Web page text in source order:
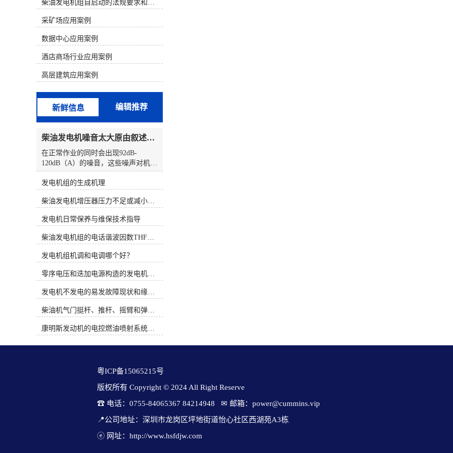
寻找故障部位。 一、康明斯电喷机型
的组成和原理1、康明斯电喷柴油机
机组为例，配置的是康明斯QSK19电
喷柴油机。QSK19系列发动机电控燃
油喷射系统由三个基本组成部分构
成，分别为输入(开关和传感器)、
ECM(对输入信号进行分析)、执行器
(按照ECM输出信号动作的控制阀总
成)。QSK19系列电控燃油喷射系统的
核心部分是执行器一控制阀总成。泵
产生的燃油输送至控制阀总成，该总
成由一个切断电磁阀、两个燃油执行
器阀和两个燃油压力传感器组成。
ECM安装在总成壳体的前部。控制阀
总成有一个燃油进口和两个燃油出
口，每个燃油出口分别由各自的执行
器控制着。燃油油道执行器控制喷油
喷油器何时喷油。2、康明斯柴油电
系统就象PT燃油系统那样采用压力/
时间概念。PT系统完全是机械式的并
依靠机械方法调整燃油流通面积来控
制燃油压力，而QSK19系列燃油系统
通过电子方式调整执行器的燃油流通
面积来控制燃油压力。3、康明斯电
从发动机的油水分离器中排出水和沉
芯。（2）注意油箱及管路的清洁。
（3）注意油箱通风孔及其附近的清
洁，避免污物、灰尘和水由此进入油
箱。（4）绝对不要用水清洗发动
“负”极电缆并断开发动机的31及21针
连接器。（6）注意发动机进气系统
图1 电控柴油机燃油系统原理二、柴
油电控系统故障诊断思路柴油电控系
统是一个精密而复杂的系统，对发动
机的运转性能有很大的影响，不论是
柴油发电机组自启动的法规要求和操作步骤
采矿场应用案例
数据中心应用案例
酒店商场行业应用案例
高层建筑应用案例
新鲜信息 编辑推荐
柴油发电机噪音太大原由叙述、标准依据及施工办法
在正常作业的同时会出现92dB-
120dB（A）的噪音，这些噪声对机房
周围的环境破坏非常大，特别是当机
房处于一个安静的环境时更为明显，
间，如果用户无法提供一个足够面积
的机房，降噪的效果就会大受影响。
既能保证控制噪声、又能使发电机组
的正常工作，必须在机房内设置进风
通道、排风通道及工作人员的使用空
间。 噪声的发生非常复杂，噪音
按传播措施详细分为构成传声、空气
传声及驻波，其中驻波危害较重。结
主机等装备通过居住大楼的基础结构
大梁、承重梁将低频振动的声波传导
到远处。气传声是指低频噪声通过空
气直接传播到各处。驻波是指低频噪
声在传播流程中经过多次反射形成驻
波，低频噪声在波腹中的振幅较强，
音解决工程有别于其它气流噪声解决
工程，如住宅、飞机、汽车、船等康
明斯发电机样本，原由是显然易损
气用于燃烧和冷却，而住宅、飞机、
汽车、船等则不然，因此气流噪声解
的吸声是操作吸音和隔音的综合方
发电机组的生成机理
柴油发电机增压器压力不足或减小的原因
发电机日常保养与维保技术指导
柴油发电机组的电话谐波因数THF和干扰影响系数TIF
发电机组机调和电调哪个好？
零序电压和迭加电源构造的发电机单相接地保护
发电机不发电的易发故障现状和缘由简述
柴油机气门挺杆、推杆、摇臂和弹簧的修理
康明斯发动机的电控燃油喷射系统优化途径
粤ICP备15065215号
版权所有 Copyright © 2024 All Right Reserve
☎ 电话：0755-84065367 84214948   ✉ 邮箱：power@cummins.vip
📍公司地址：深圳市龙岗区坪地街道怡心社区西湖苑A3栋
ⓔ 网址：http://www.hsfdjw.com